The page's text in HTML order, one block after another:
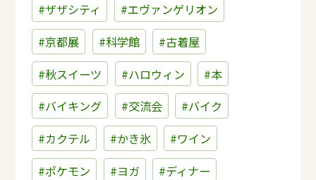
#ザザシティ
#エヴァンゲリオン
#京都展
#科学館
#古着屋
#秋スイーツ
#ハロウィン
#本
#バイキング
#交流会
#バイク
#カクテル
#かき氷
#ワイン
#ポケモン
#ヨガ
#ディナー